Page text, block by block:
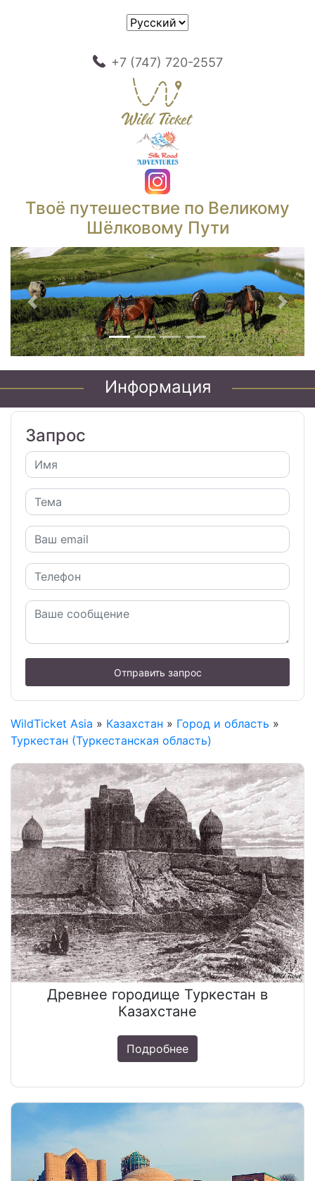
+7 (747) 720-2557
Твоё путешествие по Великому
Шёлковому Пути
Предыдущий
Информация
Запрос
Отправить запрос
WildTicket Asia » Казахстан » Город и область »
Туркестан (Туркестанская область)
Древнее городище Туркестан в
Казахстане
Подробнее